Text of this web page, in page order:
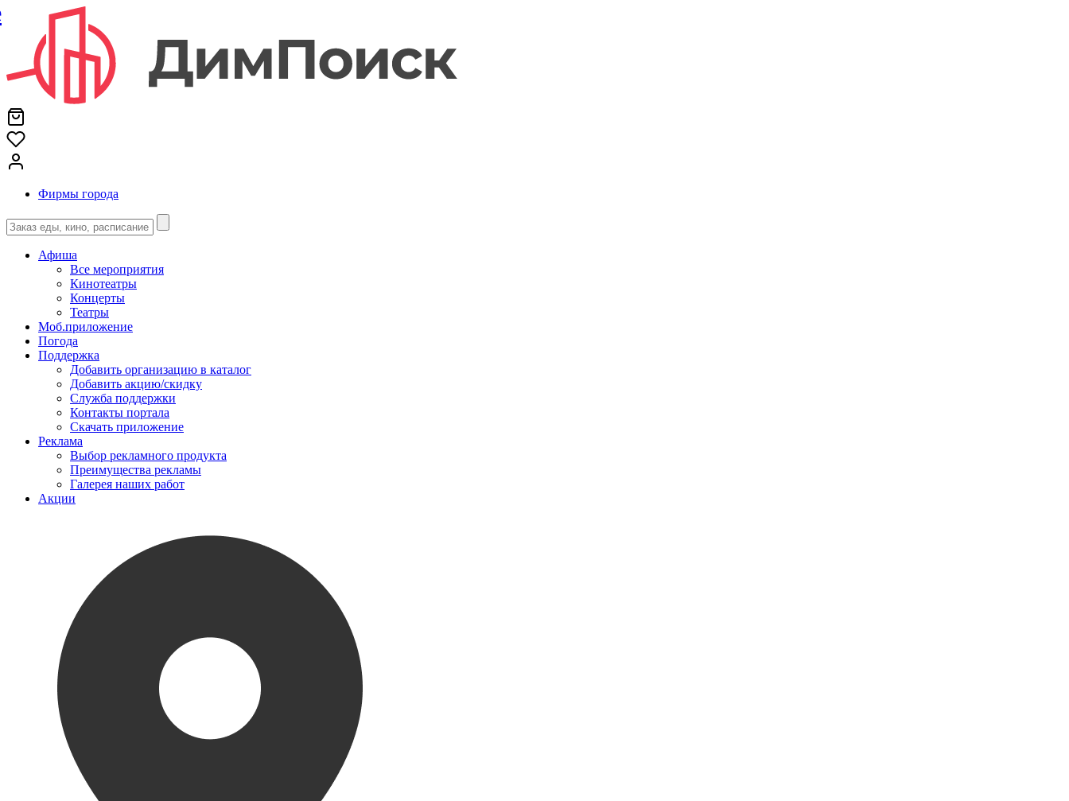
Фирмы города
Афиша
Все мероприятия
Кинотеатры
Концерты
Театры
Моб.приложение
Погода
Поддержка
Добавить организацию в каталог
Добавить акцию/скидку
Служба поддержки
Контакты портала
Скачать приложение
Реклама
Выбор рекламного продукта
Преимущества рекламы
Галерея наших работ
Акции